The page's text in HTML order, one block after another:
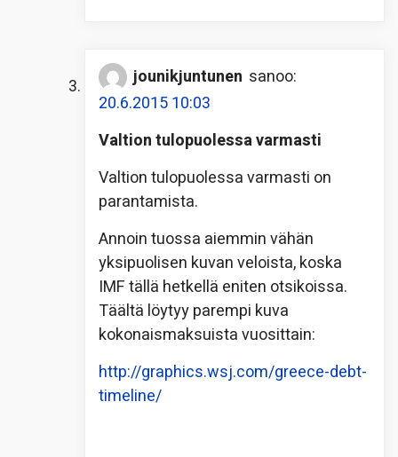
jounikjuntunen sanoo:
20.6.2015 10:03
Valtion tulopuolessa varmasti
Valtion tulopuolessa varmasti on
parantamista.
Annoin tuossa aiemmin vähän
yksipuolisen kuvan veloista, koska
IMF tällä hetkellä eniten otsikoissa.
Täältä löytyy parempi kuva
kokonaismaksuista vuosittain:
http://graphics.wsj.com/greece-debt-
timeline/